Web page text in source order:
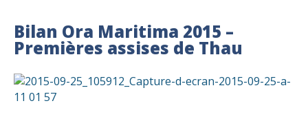
Bilan Ora Maritima 2015 –
Premières assises de Thau